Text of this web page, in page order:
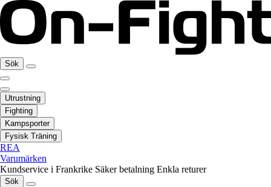
Sök
Utrustning
Fighting
Kampsporter
Fysisk Träning
REA
Varumärken
Kundservice i Frankrike Säker betalning Enkla returer
Sök